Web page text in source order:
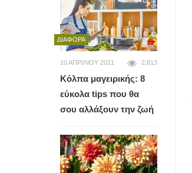
ΔΙΆΦΟΡΑ
10 ΑΠΡΙΛΊΟΥ 2021 2,813
Κόλπα μαγειρικής: 8
εύκολα tips που θα
σου αλλάξουν την ζωή